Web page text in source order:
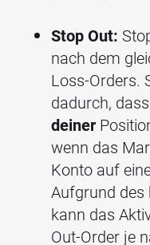
Stop Out:
nach dem
Loss-Orders.
dadurch,
deiner
wenn das
Konto auf
Aufgrund des
kann das
Out-Order je